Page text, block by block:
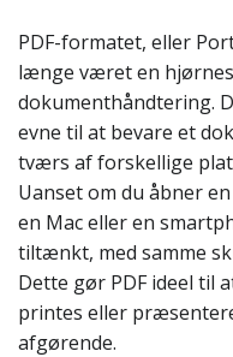
PDF-formatet, eller
længe været en
dokumenthåndtering.
evne til at bevare et
tværs af forskellige
Uanset om du åbner
en Mac eller en
tiltænkt, med samme
Dette gør PDF ideel til
printes eller
afgørende.